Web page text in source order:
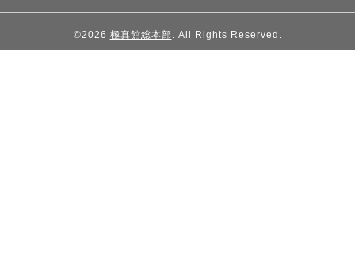
©2026 極真館総本部. All Rights Reserved.